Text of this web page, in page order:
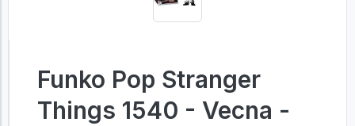
Funko Pop Stranger
Things 1540 - Vecna -